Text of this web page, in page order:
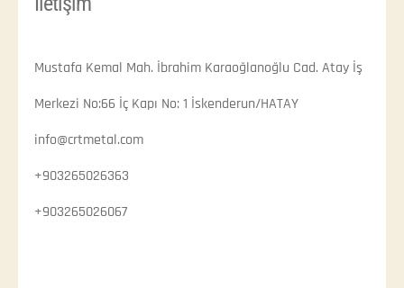
Mustafa Kemal Mah. İbrahim Karaoğlanoğlu Cad. Atay İş
Merkezi No:66 İç Kapı No: 1 İskenderun/HATAY
info@crtmetal.com
+903265026363
+903265026067